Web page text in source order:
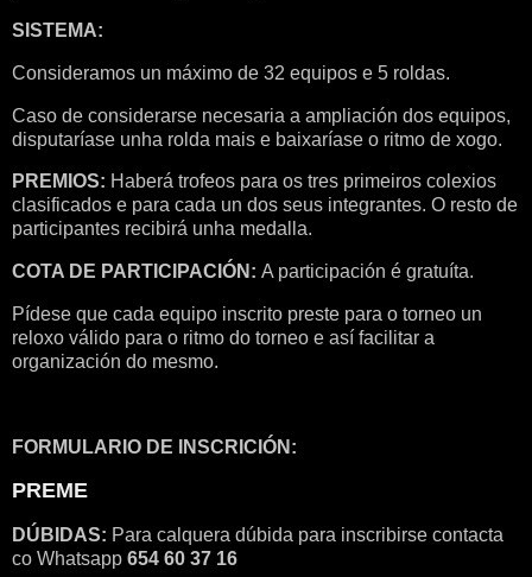
SISTEMA:
Consideramos un máximo de 32 equipos e 5 roldas.
Caso de considerarse necesaria a ampliación dos equipos,
disputaríase unha rolda mais e baixaríase o ritmo de xogo.
PREMIOS: Haberá trofeos para os tres primeiros colexios
clasificados e para cada un dos seus integrantes. O resto de
participantes recibirá unha medalla.
COTA DE PARTICIPACIÓN: A participación é gratuíta.
Pídese que cada equipo inscrito preste para o torneo un
reloxo válido para o ritmo do torneo e así facilitar a
organización do mesmo.
FORMULARIO DE INSCRICIÓN:
PREME
DÚBIDAS: Para calquera dúbida para inscribirse contacta
co Whatsapp 654 60 37 16